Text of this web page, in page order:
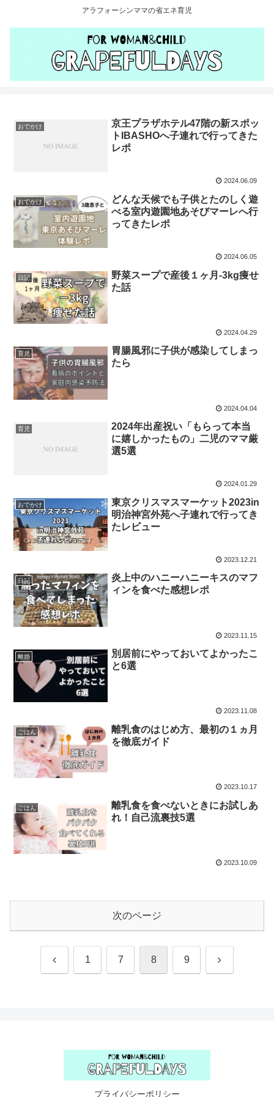
アラフォーシンママの省エネ育児
おでかけ
京王プラザホテル47階の新スポッ
トIBASHOへ子連れで行ってきた
レポ
2024.06.09
おでかけ
どんな天候でも子供とたのしく遊
べる室内遊園地あそびマーレへ行
ってきたレポ
2024.06.05
日記
野菜スープで産後１ヶ月-3kg痩せ
た話
2024.04.29
育児
胃腸風邪に子供が感染してしまっ
たら
2024.04.04
育児
2024年出産祝い「もらって本当
に嬉しかったもの」二児のママ厳
選5選
2024.01.29
おでかけ
東京クリスマスマーケット2023in
明治神宮外苑へ子連れで行ってき
たレビュー
2023.12.21
日記
炎上中のハニーハニーキスのマフ
ィンを食べた感想レポ
2023.11.15
離婚
別居前にやっておいてよかったこ
と6選
2023.11.08
ごはん
離乳食のはじめ方、最初の１ヵ月
を徹底ガイド
2023.10.17
ごはん
離乳食を食べないときにお試しあ
れ！自己流裏技5選
2023.10.09
次のページ
前 1 7 8 9 次
プライバシーポリシー